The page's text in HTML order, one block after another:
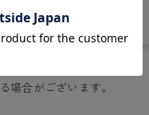
の商品
場合がございます。